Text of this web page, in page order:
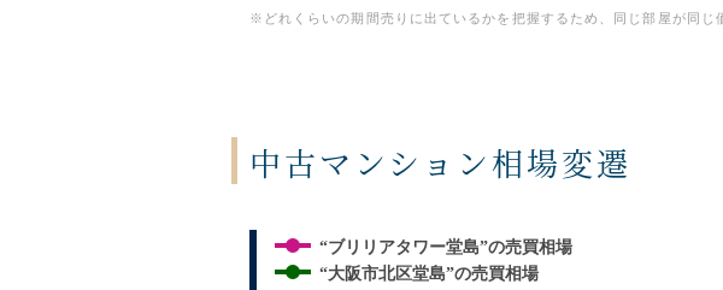
※どれくらいの期間売りに出ているかを把握するため、同じ部屋が同
中古マンション相場変遷
“ブリリアタワー堂島”の売買相場
“大阪市北区堂島”の売買相場